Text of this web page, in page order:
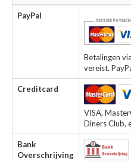
PayPal
Betalingen
vereist.
Creditcard
VISA,
Diners Club,
Bank
Overschrijving